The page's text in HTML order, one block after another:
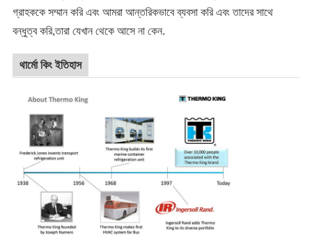
গ্রাহককে সম্মান করি এবং আমরা আন্তরিকভাবে ব্যবসা করি এবং তাদের সাথে
বন্ধুত্ব করি,তারা যেখান থেকে আসে না কেন.
থার্মো কিং ইতিহাস